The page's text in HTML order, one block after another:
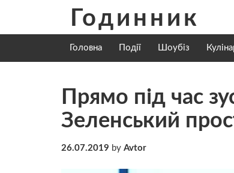
content
Годинник
Головна Події Шоубіз
Прямо під час
Зеленський
26.07.2019 by Avtor